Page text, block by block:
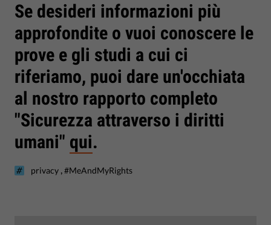
Se desideri informazioni più
approfondite o vuoi conoscere le
prove e gli studi a cui ci
riferiamo, puoi dare un'occhiata
al nostro rapporto completo
"Sicurezza attraverso i diritti
umani" qui.
privacy ,#MeAndMyRights